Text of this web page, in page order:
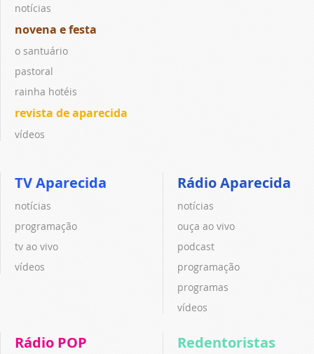
notícias
novena e festa
o santuário
pastoral
rainha hotéis
revista de aparecida
vídeos
TV Aparecida
notícias
programação
tv ao vivo
vídeos
Rádio Aparecida
notícias
ouça ao vivo
podcast
programação
programas
vídeos
Rádio POP Redentoristas